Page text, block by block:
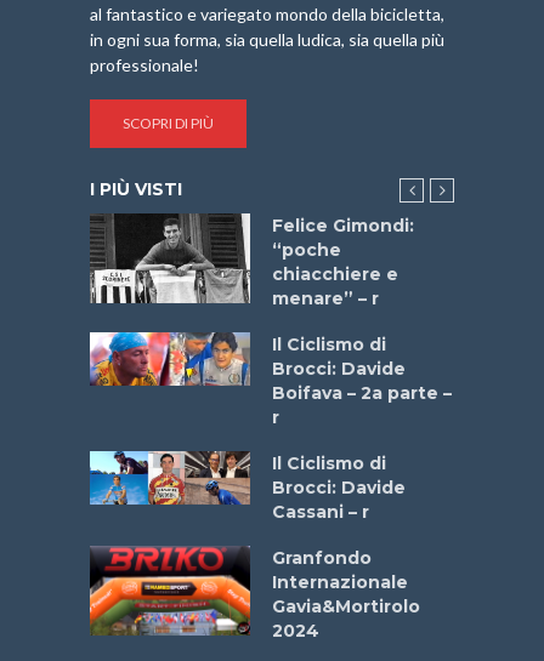
al fantastico e variegato mondo della bicicletta,
in ogni sua forma, sia quella ludica, sia quella più
professionale!
SCOPRI DI PIÙ
I PIÙ VISTI
Felice Gimondi:
“poche
chiacchiere e
menare” – r
Il Ciclismo di
Brocci: Davide
Boifava – 2a parte –
r
Il Ciclismo di
Brocci: Davide
Cassani – r
Granfondo
Internazionale
Gavia&Mortirolo
2024